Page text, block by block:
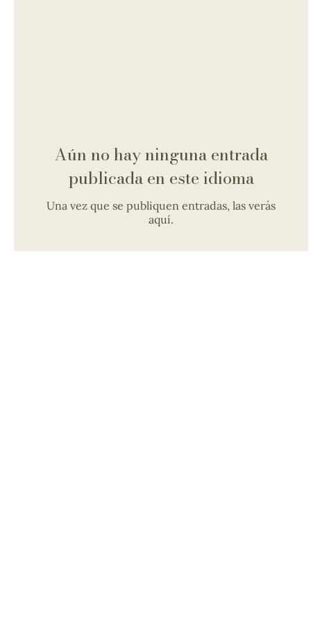
Aún no hay ninguna entrada
publicada en este idioma
Una vez que se publiquen entradas, las verás
aquí.